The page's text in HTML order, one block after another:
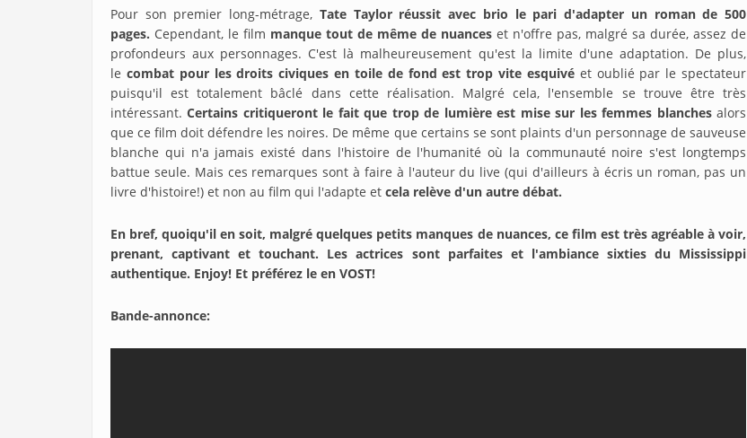
Pour son premier long-métrage, Tate Taylor réussit avec brio le pari d'adapter un roman de 500
pages. Cependant, le film manque tout de même de nuances et n'offre pas, malgré sa durée, assez de
profondeurs aux personnages. C'est là malheureusement qu'est la limite d'une adaptation. De plus,
le combat pour les droits civiques en toile de fond est trop vite esquivéet oublié par le spectateur
puisqu'il est totalement bâclé dans cette réalisation. Malgré cela, l'ensemble se trouve être très
intéressant.Certains critiqueront le fait que trop de lumière est mise sur les femmes blanchesalors
que ce film doit défendre les noires. De même que certains se sont plaints d'un personnage de sauveuse
blanche qui n'a jamais existé dans l'histoire de l'humanité où la communauté noire s'est longtemps
battue seule. Mais ces remarques sont à faire à l'auteur du live (qui d'ailleurs à écris un roman, pas un
livre d'histoire!) et non au film qui l'adapte et cela relève d'un autre débat.
En bref, quoiqu'il en soit, malgré quelques petits manques de nuances, ce film est très agréable à voir,
prenant, captivant et touchant. Les actrices sont parfaites et l'ambiance sixties du Mississippi
authentique. Enjoy! Et préférez le en VOST!
Bande-annonce: